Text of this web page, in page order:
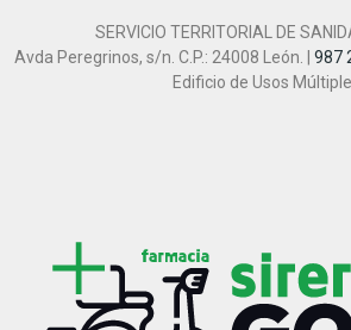
SERVICIO TERRITORIAL DE
Avda Peregrinos, s/n. C.P.: 24008 León. | 987
Edificio de Usos